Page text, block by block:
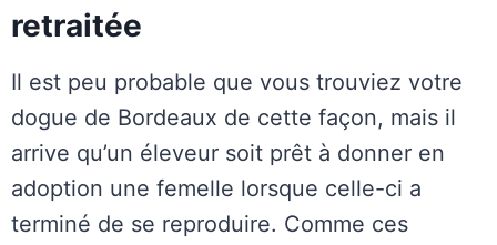
retraitée
Il est peu probable que vous trouviez votre
dogue de Bordeaux de cette façon, mais il
arrive qu’un éleveur soit prêt à donner en
adoption une femelle lorsque celle-ci a
terminé de se reproduire. Comme ces